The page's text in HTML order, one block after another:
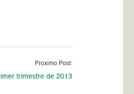
Proximo Post:
trimestre de 2013